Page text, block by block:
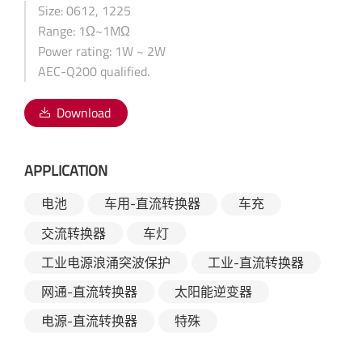
Size: 0612, 1225
Range: 1Ω~1MΩ
Power rating: 1W ~ 2W
AEC-Q200 qualified.
Download
APPLICATION
电池 车用-直流转换器
车充
交流转换器
车灯
工业电源浪涌突波保护
工业-直流转换器
网通-直流转换器
太阳能逆变器
电源-直流转换器
特殊